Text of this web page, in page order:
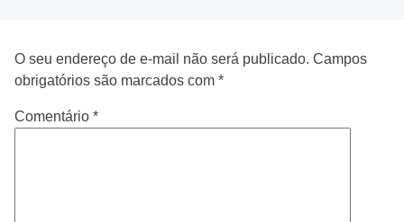
O seu endereço de e-mail não será publicado. Campos
obrigatórios são marcados com *
Comentário *